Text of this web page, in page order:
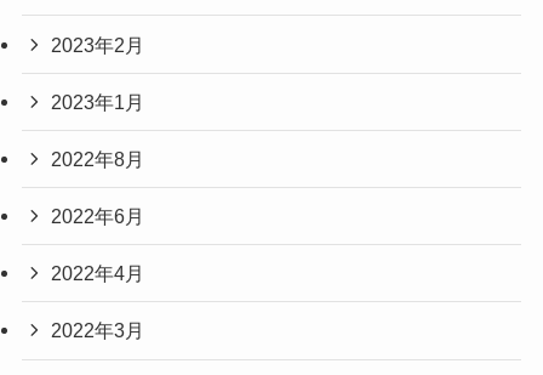
2023年2月
2023年1月
2022年8月
2022年6月
2022年4月
2022年3月